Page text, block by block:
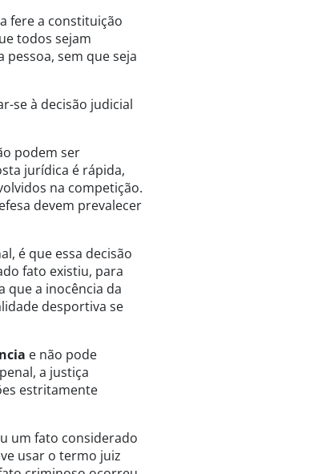
fere a constituição
todos sejam
sem que seja
se à decisão judicial
podem ser
jurídica é rápida,
na competição.
devem prevalecer
é que essa decisão
fato existiu, para
que a inocência da
desportiva se
e não pode
a justiça
estritamente
um fato considerado
usar o termo juiz